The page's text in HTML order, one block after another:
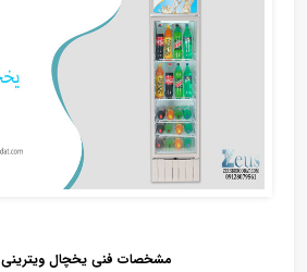
مشخصات فنی یخچال ویترینی 70 سانتی